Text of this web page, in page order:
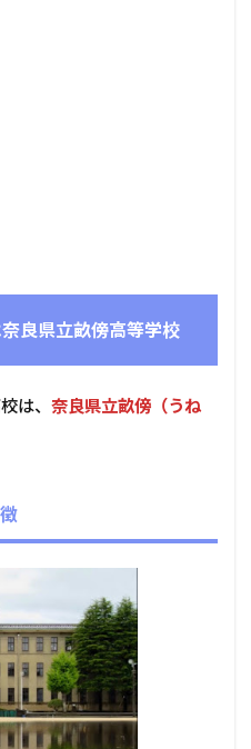
良県立畝傍高等学校
は、 奈良県立畝傍（うね